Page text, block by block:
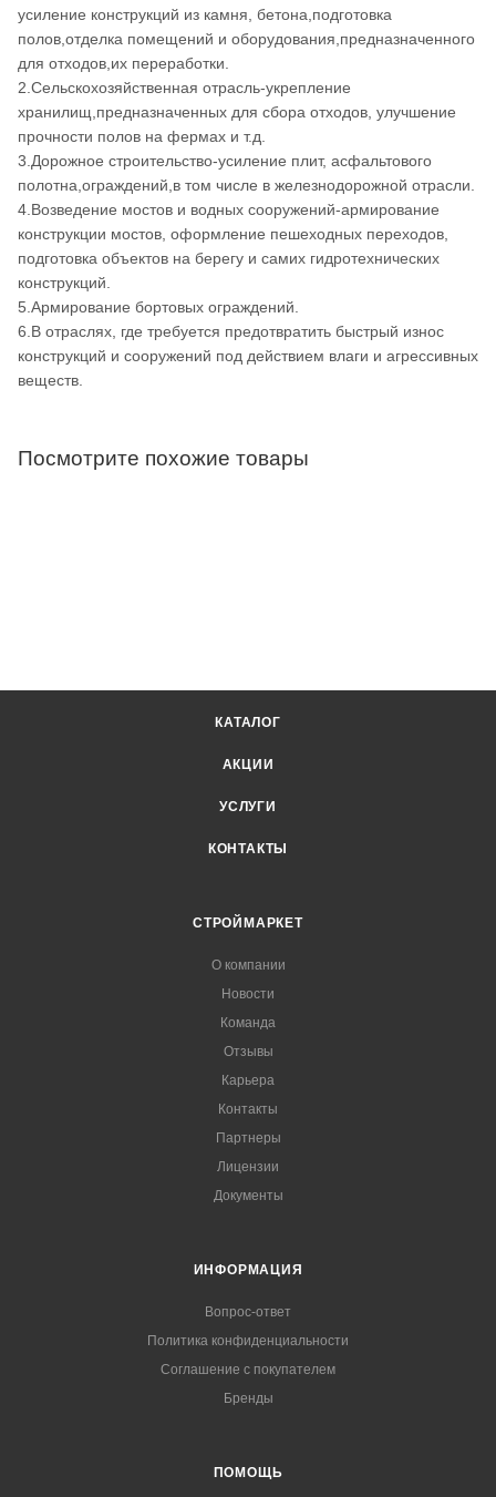
усиление конструкций из камня, бетона,подготовка
полов,отделка помещений и оборудования,предназначенного
для отходов,их переработки.
2.Сельскохозяйственная отрасль-укрепление
хранилищ,предназначенных для сбора отходов, улучшение
прочности полов на фермах и т.д.
3.Дорожное строительство-усиление плит, асфальтового
полотна,ограждений,в том числе в железнодорожной отрасли.
4.Возведение мостов и водных сооружений-армирование
конструкции мостов, оформление пешеходных переходов,
подготовка объектов на берегу и самих гидротехнических
конструкций.
5.Армирование бортовых ограждений.
6.В отраслях, где требуется предотвратить быстрый износ
конструкций и сооружений под действием влаги и агрессивных
веществ.
Посмотрите похожие товары
КАТАЛОГ
АКЦИИ
УСЛУГИ
КОНТАКТЫ
СТРОЙМАРКЕТ
О компании
Новости
Команда
Отзывы
Карьера
Контакты
Партнеры
Лицензии
Документы
ИНФОРМАЦИЯ
Вопрос-ответ
Политика конфиденциальности
Соглашение с покупателем
Бренды
ПОМОЩЬ